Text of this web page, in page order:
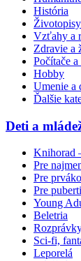
História
Vzťahy a
Zdravie a
Počítače
Hobby
Umenie a
Ďalšie
Deti a
Knihorad
Pre
Pre
Pre
Young
Beletria
Sci-fi,
Leporelá